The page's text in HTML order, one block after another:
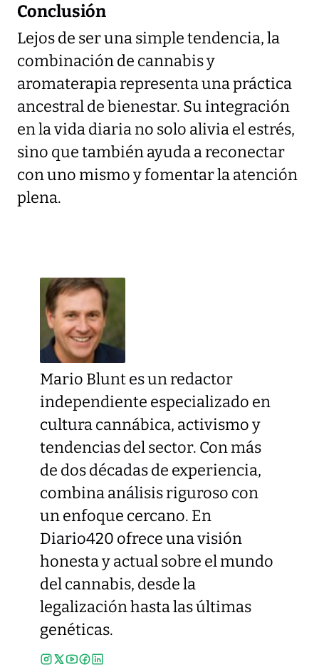
Conclusión
Lejos de ser una simple tendencia, la
combinación de cannabis y
aromaterapia representa una práctica
ancestral de bienestar. Su integración
en la vida diaria no solo alivia el estrés,
sino que también ayuda a reconectar
con uno mismo y fomentar la atención
plena.
Mario Blunt es un redactor
independiente especializado en
cultura cannábica, activismo y
tendencias del sector. Con más
de dos décadas de experiencia,
combina análisis riguroso con
un enfoque cercano. En
Diario420 ofrece una visión
honesta y actual sobre el mundo
del cannabis, desde la
legalización hasta las últimas
genéticas.